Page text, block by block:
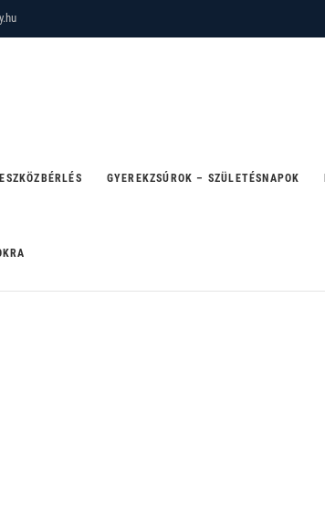
ESZKÖZBÉRLÉS GYEREKZSÚROK – SZÜLETÉSNAPOK